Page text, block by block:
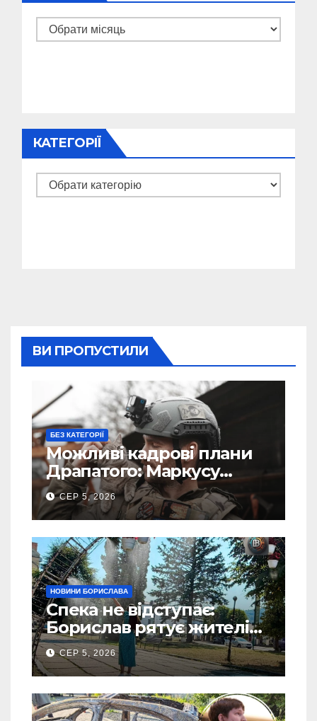
Архіви
КАТЕГОРІЇ
Категорії
ВИ ПРОПУСТИЛИ
БЕЗ КАТЕГОРІЇ
Можливі кадрові плани
Драпатого: Маркусу
пророкують важливу
посаду у ЗСУ
СЕР 5, 2026
НОВИНИ БОРИСЛАВА
Спека не відступає:
Борислав рятує жителів
від рекордної спеки
(Фото)
СЕР 5, 2026